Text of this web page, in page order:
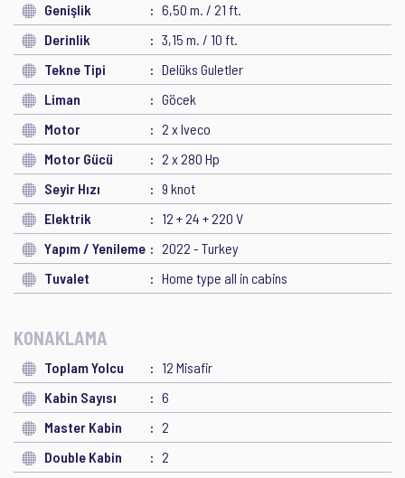
Genişlik
6,50 m. / 21 ft.
Derinlik
3,15 m. / 10 ft.
Tekne Tipi
Delüks Guletler
Liman
Göcek
Motor
2 x Iveco
Motor Gücü
2 x 280 Hp
Seyir Hızı
9 knot
Elektrik
12 + 24 + 220 V
Yapım / Yenileme
2022 - Turkey
Tuvalet
Home type all in cabins
KONAKLAMA
Toplam Yolcu
12 Misafir
Kabin Sayısı
6
Master Kabin
2
Double Kabin
2